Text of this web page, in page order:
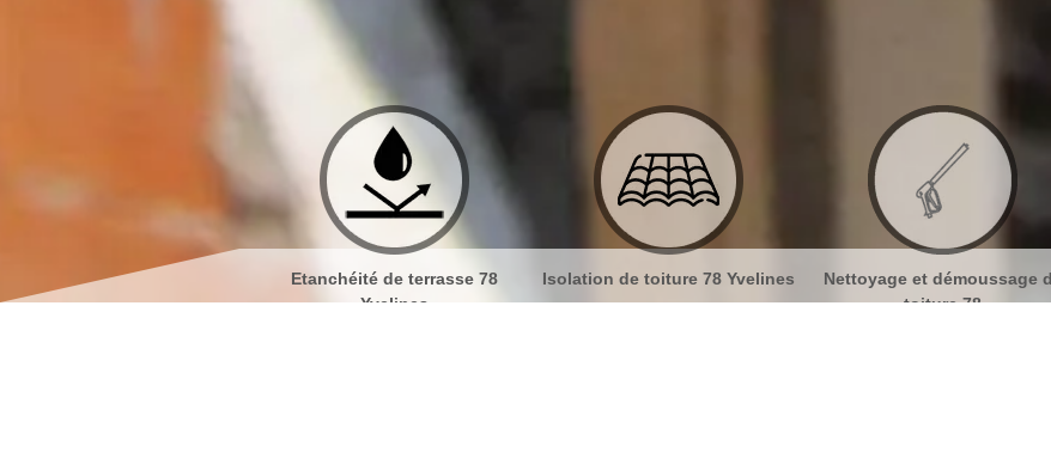
Couvreur 78
Etanchéité de terrasse 78
Yvelines
Isolation de toiture 78 Yvelines
Nettoyage et démoussage
toiture 78